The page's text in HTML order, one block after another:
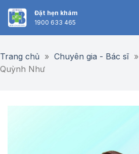
Skip
Đặt hẹn khám
1900 633 465
Trang chủ » Chuyên gia - Bác sĩ»
Quỳnh Như